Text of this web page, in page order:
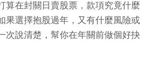
算在封關日賣股票，款項究竟什麼
果選擇抱股過年，又有什麼風險或
次說清楚，幫你在年關前做個好抉